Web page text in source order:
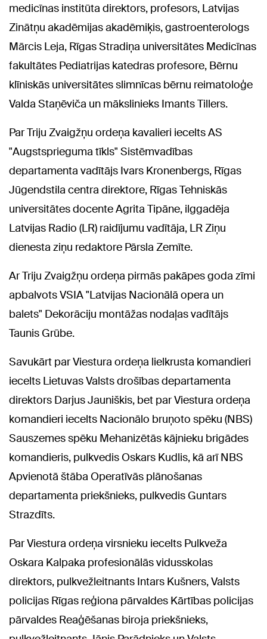
medicīnas institūta direktors, profesors, Latvijas
Zinātņu akadēmijas akadēmiķis, gastroenterologs
Mārcis Leja, Rīgas Stradiņa universitātes Medicīnas
fakultātes Pediatrijas katedras profesore, Bērnu
klīniskās universitātes slimnīcas bērnu reimatoloģe
Valda Staņēviča un mākslinieks Imants Tillers.
Par Triju Zvaigžņu ordeņa kavalieri iecelts AS
"Augstsprieguma tīkls" Sistēmvadības
departamenta vadītājs Ivars Kronenbergs, Rīgas
Jūgendstila centra direktore, Rīgas Tehniskās
universitātes docente Agrita Tipāne, ilggadēja
Latvijas Radio (LR) raidījumu vadītāja, LR Ziņu
dienesta ziņu redaktore Pārsla Zemīte.
Ar Triju Zvaigžņu ordeņa pirmās pakāpes goda zīmi
apbalvots VSIA "Latvijas Nacionālā opera un
balets" Dekorāciju montāžas nodaļas vadītājs
Taunis Grūbe.
Savukārt par Viestura ordeņa lielkrusta komandieri
iecelts Lietuvas Valsts drošības departamenta
direktors Darjus Jauniškis, bet par Viestura ordeņa
komandieri iecelts Nacionālo bruņoto spēku (NBS)
Sauszemes spēku Mehanizētās kājnieku brigādes
komandieris, pulkvedis Oskars Kudlis, kā arī NBS
Apvienotā štāba Operatīvās plānošanas
departamenta priekšnieks, pulkvedis Guntars
Strazdīts.
Par Viestura ordeņa virsnieku iecelts Pulkveža
Oskara Kalpaka profesionālās vidusskolas
direktors, pulkvežleitnants Intars Kušners, Valsts
policijas Rīgas reģiona pārvaldes Kārtības policijas
pārvaldes Reaģēšanas biroja priekšnieks,